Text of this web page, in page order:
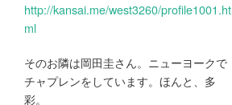
http://kansai.me/west3260/profile1001.ht
ml
そのお隣は岡田圭さん。ニューヨークで
チャプレンをしています。ほんと、多
彩。